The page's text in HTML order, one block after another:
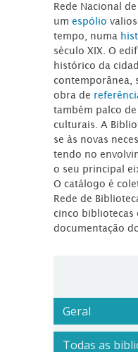
Rede Nacional
umespólio
tempo, numa
século XIX. O
histórico da
contemporânea,
obra de
também palco
culturais. A
se às novas
tendo no
o seu principal
O catálogo é
Rede de
cinco bibliotecas
documentação